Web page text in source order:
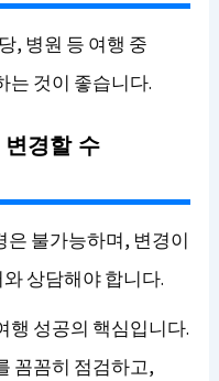
, 병원 등 여행 중
는 것이 좋습니다.
경할 수
은 불가능하며, 변경이
상담해야 합니다.
행 성공의 핵심입니다.
꼼꼼히 점검하고,